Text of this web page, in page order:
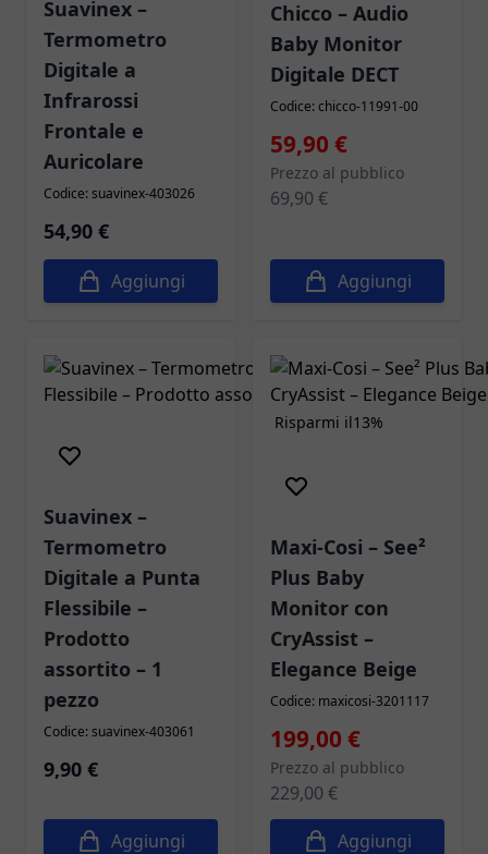
Suavinex –
Termometro
Digitale a
Infrarossi
Frontale e
Auricolare
Codice: suavinex-403026
54,90 €
Aggiungi
Chicco – Audio
Baby Monitor
Digitale DECT
Codice: chicco-11991-00
Prezzo speciale
59,90 €
Prezzo al pubblico
69,90 €
Aggiungi
Suavinex –
Termometro
Digitale a Punta
Flessibile –
Prodotto
assortito – 1
pezzo
Codice: suavinex-403061
9,90 €
Aggiungi
Risparmi il13%
Maxi-Cosi – See²
Plus Baby
Monitor con
CryAssist –
Elegance Beige
Codice: maxicosi-3201117
Prezzo speciale
199,00 €
Prezzo al pubblico
229,00 €
Aggiungi